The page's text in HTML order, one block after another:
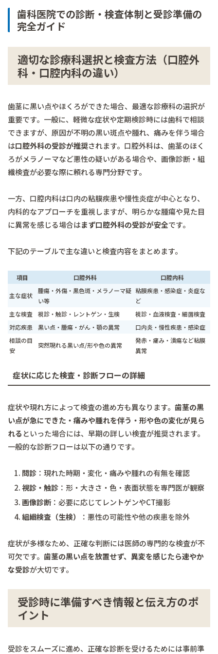
歯科医院での診断・検査体制と受診準備の
完全ガイド
適切な診療科選択と検査方法（口腔外
科・口腔内科の違い）
歯茎に黒い点やほくろができた場合、最適な診療科の選択が
重要です。一般に、軽微な症状や定期検診時には歯科で相談
できますが、原因が不明の黒い斑点や腫れ、痛みを伴う場合
は口腔外科の受診が推奨されます。口腔外科は、歯茎のほく
ろがメラノーマなど悪性の疑いがある場合や、画像診断・組
織検査が必要な際に頼れる専門分野です。
一方、口腔内科は口内の粘膜疾患や慢性炎症が中心となり、
内科的なアプローチを重視しますが、明らかな腫瘍や見た目
に異常を感じる場合はまず口腔外科の受診が安全です。
下記のテーブルで主な違いと検査内容をまとめます。
項目 口腔外科 口腔内科
主な症状
腫瘍・外傷・黒色斑・メラノーマ疑
い等
粘膜疾患・感染症・炎症な
ど
主な検査
視診・触診・レントゲン・生検
視診・血液検査・細菌検査
対応疾患
黒い点・腫瘍・がん・顎の異常
口内炎・慢性疾患・感染症
相談の目
安
突然現れる黒い点/形や色の異常
発赤・痛み・潰瘍など粘膜
異常
症状に応じた検査・診断フローの詳細
症状や現れ方によって検査の進め方も異なります。 歯茎の黒
い点が急にできた・痛みや腫れを伴う・形や色の変化が見ら
れる といった場合には、早期の詳しい検査が推奨されます。
一般的な診断フローは以下の通りです。
問診 ：現れた時期・変化・痛みや腫れの有無を確認
視診・触診 ：形・大きさ・色・表面状態を専門医が観察
画像診断：必要に応じてレントゲンやCT撮影
組織検査（生検）
：悪性の可能性や他の疾患を除外
症状が多様なため、正確な判断には医師の専門的な検査が不
可欠です。 歯茎の黒い点を放置せず、異変を感じたら速やか
な受診が大切です。
受診時に準備すべき情報と伝え方のポ
イント
受診をスムーズに進め、正確な診断を受けるためには事前準